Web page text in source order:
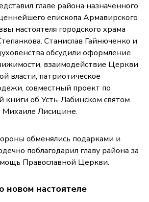
главе района назначенного
епископа Армавирского
настоятеля городского храма
Станислав Гайнюченко и
обсудили оформление
взаимодействие Церкви
власти, патриотическое
совместный проект по
книги об Усть-Лабинском святом
Михаиле Лисицине.
обменялись подарками и
поблагодарил главу района за
Православной Церкви.
новом настоятеле